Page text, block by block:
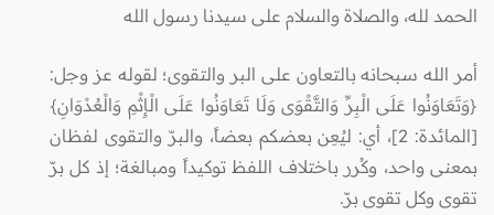
الحمد لله، والصلاة والسلام على سيدنا رسول الله
أمر الله سبحانه بالتعاون على البر والتقوى؛ لقوله عز وجل:
{وَتَعَاوَنُوا عَلَى الْبِرِّ وَالتَّقْوَى وَلَا تَعَاوَنُوا عَلَى الْإِثْمِ وَالْعُدْوَانِ}
[المائدة: 2]، أي: ليُعِن بعضكم بعضاً، والبرّ والتقوى لفظان
بمعنى واحد، وكُرر باختلاف اللفظ توكيداً ومبالغة؛ إذ كل برّ
تقوى وكل تقوى برّ.